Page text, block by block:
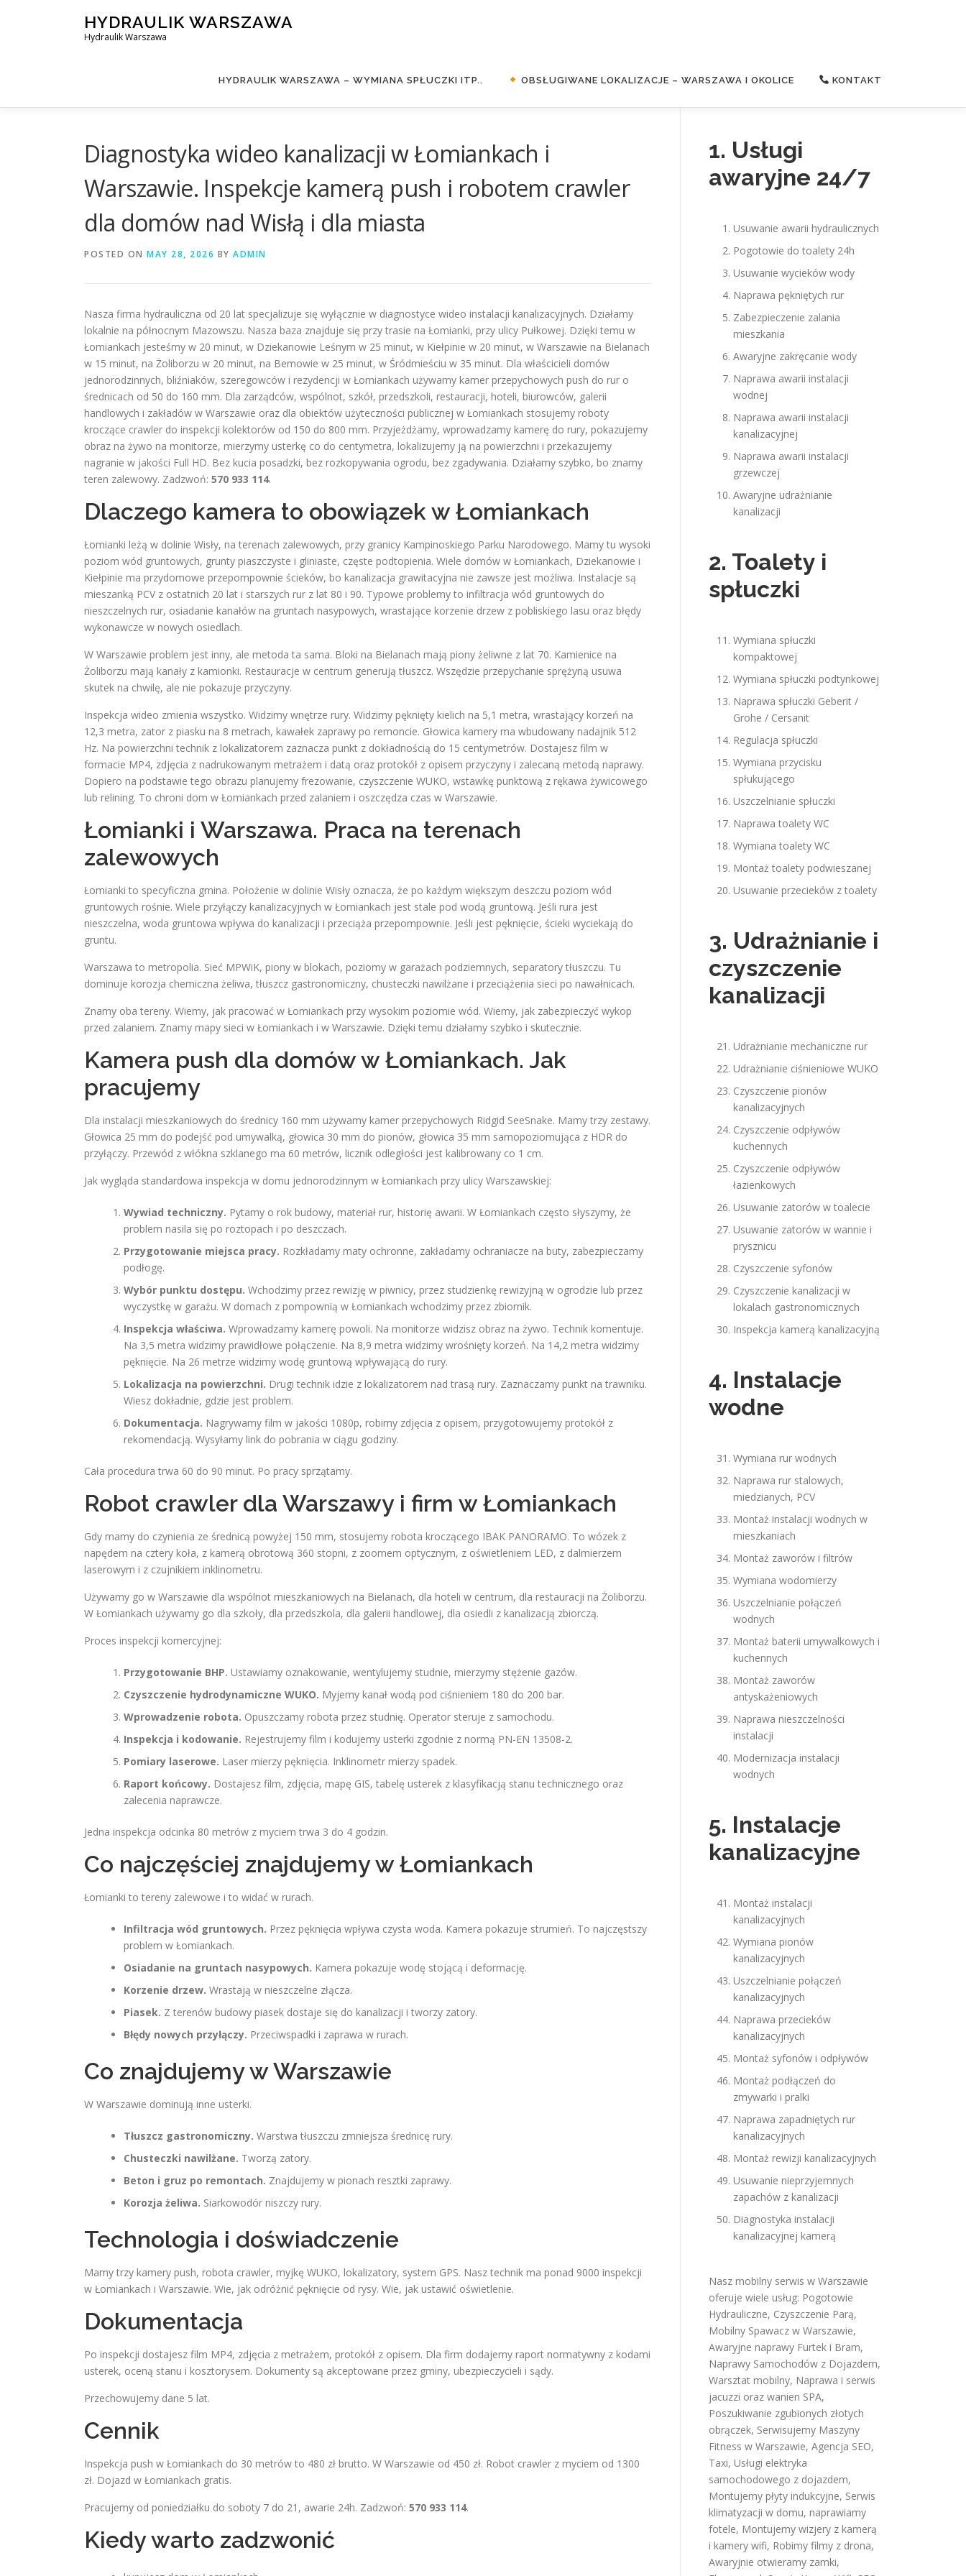
HYDRAULIK WARSZAWA
Hydraulik Warszawa
HYDRAULIK WARSZAWA – WYMIANA SPŁUCZKI ITP.. OBSŁUGIWANE LOKALIZACJE – WARSZAWA I OKOLICE KONTAKT
Diagnostyka wideo kanalizacji w Łomiankach i
Warszawie. Inspekcje kamerą push i robotem crawler
dla domów nad Wisłą i dla miasta
POSTED ON MAY 28, 2026 BY ADMIN
Nasza firma hydrauliczna od 20 lat specjalizuje się wyłącznie w diagnostyce wideo instalacji kanalizacyjnych. Działamy
lokalnie na północnym Mazowszu. Nasza baza znajduje się przy trasie na Łomianki, przy ulicy Pułkowej. Dzięki temu w
Łomiankach jesteśmy w 20 minut, w Dziekanowie Leśnym w 25 minut, w Kiełpinie w 20 minut, w Warszawie na Bielanach
w 15 minut, na Żoliborzu w 20 minut, na Bemowie w 25 minut, w Śródmieściu w 35 minut. Dla właścicieli domów
jednorodzinnych, bliźniaków, szeregowców i rezydencji w Łomiankach używamy kamer przepychowych push do rur o
średnicach od 50 do 160 mm. Dla zarządców, wspólnot, szkół, przedszkoli, restauracji, hoteli, biurowców, galerii
handlowych i zakładów w Warszawie oraz dla obiektów użyteczności publicznej w Łomiankach stosujemy roboty
kroczące crawler do inspekcji kolektorów od 150 do 800 mm. Przyjeżdżamy, wprowadzamy kamerę do rury, pokazujemy
obraz na żywo na monitorze, mierzymy usterkę co do centymetra, lokalizujemy ją na powierzchni i przekazujemy
nagranie w jakości Full HD. Bez kucia posadzki, bez rozkopywania ogrodu, bez zgadywania. Działamy szybko, bo znamy
teren zalewowy. Zadzwoń: 570 933 114.
Dlaczego kamera to obowiązek w Łomiankach
Łomianki leżą w dolinie Wisły, na terenach zalewowych, przy granicy Kampinoskiego Parku Narodowego. Mamy tu wysoki
poziom wód gruntowych, grunty piaszczyste i gliniaste, częste podtopienia. Wiele domów w Łomiankach, Dziekanowie i
Kiełpinie ma przydomowe przepompownie ścieków, bo kanalizacja grawitacyjna nie zawsze jest możliwa. Instalacje są
mieszanką PCV z ostatnich 20 lat i starszych rur z lat 80 i 90. Typowe problemy to infiltracja wód gruntowych do
nieszczelnych rur, osiadanie kanałów na gruntach nasypowych, wrastające korzenie drzew z pobliskiego lasu oraz błędy
wykonawcze w nowych osiedlach.
W Warszawie problem jest inny, ale metoda ta sama. Bloki na Bielanach mają piony żeliwne z lat 70. Kamienice na
Żoliborzu mają kanały z kamionki. Restauracje w centrum generują tłuszcz. Wszędzie przepychanie sprężyną usuwa
skutek na chwilę, ale nie pokazuje przyczyny.
Inspekcja wideo zmienia wszystko. Widzimy wnętrze rury. Widzimy pęknięty kielich na 5,1 metra, wrastający korzeń na
12,3 metra, zator z piasku na 8 metrach, kawałek zaprawy po remoncie. Głowica kamery ma wbudowany nadajnik 512
Hz. Na powierzchni technik z lokalizatorem zaznacza punkt z dokładnością do 15 centymetrów. Dostajesz film w
formacie MP4, zdjęcia z nadrukowanym metrażem i datą oraz protokół z opisem przyczyny i zalecaną metodą naprawy.
Dopiero na podstawie tego obrazu planujemy frezowanie, czyszczenie WUKO, wstawkę punktową z rękawa żywicowego
lub relining. To chroni dom w Łomiankach przed zalaniem i oszczędza czas w Warszawie.
Łomianki i Warszawa. Praca na terenach
zalewowych
Łomianki to specyficzna gmina. Położenie w dolinie Wisły oznacza, że po każdym większym deszczu poziom wód
gruntowych rośnie. Wiele przyłączy kanalizacyjnych w Łomiankach jest stale pod wodą gruntową. Jeśli rura jest
nieszczelna, woda gruntowa wpływa do kanalizacji i przeciąża przepompownie. Jeśli jest pęknięcie, ścieki wyciekają do
gruntu.
Warszawa to metropolia. Sieć MPWiK, piony w blokach, poziomy w garażach podziemnych, separatory tłuszczu. Tu
dominuje korozja chemiczna żeliwa, tłuszcz gastronomiczny, chusteczki nawilżane i przeciążenia sieci po nawałnicach.
Znamy oba tereny. Wiemy, jak pracować w Łomiankach przy wysokim poziomie wód. Wiemy, jak zabezpieczyć wykop
przed zalaniem. Znamy mapy sieci w Łomiankach i w Warszawie. Dzięki temu działamy szybko i skutecznie.
Kamera push dla domów w Łomiankach. Jak
pracujemy
Dla instalacji mieszkaniowych do średnicy 160 mm używamy kamer przepychowych Ridgid SeeSnake. Mamy trzy zestawy.
Głowica 25 mm do podejść pod umywalką, głowica 30 mm do pionów, głowica 35 mm samopoziomująca z HDR do
przyłączy. Przewód z włókna szklanego ma 60 metrów, licznik odległości jest kalibrowany co 1 cm.
Jak wygląda standardowa inspekcja w domu jednorodzinnym w Łomiankach przy ulicy Warszawskiej:
Wywiad techniczny. Pytamy o rok budowy, materiał rur, historię awarii. W Łomiankach często słyszymy, że
problem nasila się po roztopach i po deszczach.
Przygotowanie miejsca pracy. Rozkładamy maty ochronne, zakładamy ochraniacze na buty, zabezpieczamy
podłogę.
Wybór punktu dostępu. Wchodzimy przez rewizję w piwnicy, przez studzienkę rewizyjną w ogrodzie lub przez
wyczystkę w garażu. W domach z pompownią w Łomiankach wchodzimy przez zbiornik.
Inspekcja właściwa. Wprowadzamy kamerę powoli. Na monitorze widzisz obraz na żywo. Technik komentuje.
Na 3,5 metra widzimy prawidłowe połączenie. Na 8,9 metra widzimy wrośnięty korzeń. Na 14,2 metra widzimy
pęknięcie. Na 26 metrze widzimy wodę gruntową wpływającą do rury.
Lokalizacja na powierzchni. Drugi technik idzie z lokalizatorem nad trasą rury. Zaznaczamy punkt na trawniku.
Wiesz dokładnie, gdzie jest problem.
Dokumentacja. Nagrywamy film w jakości 1080p, robimy zdjęcia z opisem, przygotowujemy protokół z
rekomendacją. Wysyłamy link do pobrania w ciągu godziny.
Cała procedura trwa 60 do 90 minut. Po pracy sprzątamy.
Robot crawler dla Warszawy i firm w Łomiankach
Gdy mamy do czynienia ze średnicą powyżej 150 mm, stosujemy robota kroczącego IBAK PANORAMO. To wózek z
napędem na cztery koła, z kamerą obrotową 360 stopni, z zoomem optycznym, z oświetleniem LED, z dalmierzem
laserowym i z czujnikiem inklinometru.
Używamy go w Warszawie dla wspólnot mieszkaniowych na Bielanach, dla hoteli w centrum, dla restauracji na Żoliborzu.
W Łomiankach używamy go dla szkoły, dla przedszkola, dla galerii handlowej, dla osiedli z kanalizacją zbiorczą.
Proces inspekcji komercyjnej:
Przygotowanie BHP. Ustawiamy oznakowanie, wentylujemy studnie, mierzymy stężenie gazów.
Czyszczenie hydrodynamiczne WUKO. Myjemy kanał wodą pod ciśnieniem 180 do 200 bar.
Wprowadzenie robota. Opuszczamy robota przez studnię. Operator steruje z samochodu.
Inspekcja i kodowanie. Rejestrujemy film i kodujemy usterki zgodnie z normą PN-EN 13508-2.
Pomiary laserowe. Laser mierzy pęknięcia. Inklinometr mierzy spadek.
Raport końcowy. Dostajesz film, zdjęcia, mapę GIS, tabelę usterek z klasyfikacją stanu technicznego oraz
zalecenia naprawcze.
Jedna inspekcja odcinka 80 metrów z myciem trwa 3 do 4 godzin.
Co najczęściej znajdujemy w Łomiankach
Łomianki to tereny zalewowe i to widać w rurach.
Infiltracja wód gruntowych. Przez pęknięcia wpływa czysta woda. Kamera pokazuje strumień. To najczęstszy
problem w Łomiankach.
Osiadanie na gruntach nasypowych. Kamera pokazuje wodę stojącą i deformację.
Korzenie drzew. Wrastają w nieszczelne złącza.
Piasek. Z terenów budowy piasek dostaje się do kanalizacji i tworzy zatory.
Błędy nowych przyłączy. Przeciwspadki i zaprawa w rurach.
Co znajdujemy w Warszawie
W Warszawie dominują inne usterki.
Tłuszcz gastronomiczny. Warstwa tłuszczu zmniejsza średnicę rury.
Chusteczki nawilżane. Tworzą zatory.
Beton i gruz po remontach. Znajdujemy w pionach resztki zaprawy.
Korozja żeliwa. Siarkowodór niszczy rury.
Technologia i doświadczenie
Mamy trzy kamery push, robota crawler, myjkę WUKO, lokalizatory, system GPS. Nasz technik ma ponad 9000 inspekcji
w Łomiankach i Warszawie. Wie, jak odróżnić pęknięcie od rysy. Wie, jak ustawić oświetlenie.
Dokumentacja
Po inspekcji dostajesz film MP4, zdjęcia z metrażem, protokół z opisem. Dla firm dodajemy raport normatywny z kodami
usterek, oceną stanu i kosztorysem. Dokumenty są akceptowane przez gminy, ubezpieczycieli i sądy.
Przechowujemy dane 5 lat.
Cennik
Inspekcja push w Łomiankach do 30 metrów to 480 zł brutto. W Warszawie od 450 zł. Robot crawler z myciem od 1300
zł. Dojazd w Łomiankach gratis.
Pracujemy od poniedziałku do soboty 7 do 21, awarie 24h. Zadzwoń: 570 933 114.
Kiedy warto zadzwonić
1. Usługi
awaryjne 24/7
Usuwanie awarii hydraulicznych
Pogotowie do toalety 24h
Usuwanie wycieków wody
Naprawa pękniętych rur
Zabezpieczenie zalania
mieszkania
Awaryjne zakręcanie wody
Naprawa awarii instalacji
wodnej
Naprawa awarii instalacji
kanalizacyjnej
Naprawa awarii instalacji
grzewczej
Awaryjne udrażnianie
kanalizacji
2. Toalety i
spłuczki
Wymiana spłuczki
kompaktowej
Wymiana spłuczki podtynkowej
Naprawa spłuczki Geberit /
Grohe / Cersanit
Regulacja spłuczki
Wymiana przycisku
spłukującego
Uszczelnianie spłuczki
Naprawa toalety WC
Wymiana toalety WC
Montaż toalety podwieszanej
Usuwanie przecieków z toalety
3. Udrażnianie i
czyszczenie
kanalizacji
Udrażnianie mechaniczne rur
Udrażnianie ciśnieniowe WUKO
Czyszczenie pionów
kanalizacyjnych
Czyszczenie odpływów
kuchennych
Czyszczenie odpływów
łazienkowych
Usuwanie zatorów w toalecie
Usuwanie zatorów w wannie i
prysznicu
Czyszczenie syfonów
Czyszczenie kanalizacji w
lokalach gastronomicznych
Inspekcja kamerą kanalizacyjną
4. Instalacje
wodne
Wymiana rur wodnych
Naprawa rur stalowych,
miedzianych, PCV
Montaż instalacji wodnych w
mieszkaniach
Montaż zaworów i filtrów
Wymiana wodomierzy
Uszczelnianie połączeń
wodnych
Montaż baterii umywalkowych i
kuchennych
Montaż zaworów
antyskażeniowych
Naprawa nieszczelności
instalacji
Modernizacja instalacji
wodnych
5. Instalacje
kanalizacyjne
Montaż instalacji
kanalizacyjnych
Wymiana pionów
kanalizacyjnych
Uszczelnianie połączeń
kanalizacyjnych
Naprawa przecieków
kanalizacyjnych
Montaż syfonów i odpływów
Montaż podłączeń do
zmywarki i pralki
Naprawa zapadniętych rur
kanalizacyjnych
Montaż rewizji kanalizacyjnych
Usuwanie nieprzyjemnych
zapachów z kanalizacji
Diagnostyka instalacji
kanalizacyjnej kamerą
Nasz mobilny serwis w Warszawie
oferuje wiele usług: Pogotowie
Hydrauliczne, Czyszczenie Parą,
Mobilny Spawacz w Warszawie,
Awaryjne naprawy Furtek i Bram,
Naprawy Samochodów z Dojazdem,
Warsztat mobilny, Naprawa i serwis
jacuzzi oraz wanien SPA,
Poszukiwanie zgubionych złotych
obrączek, Serwisujemy Maszyny
Fitness w Warszawie, Agencja SEO,
Taxi, Usługi elektryka
samochodowego z dojazdem,
Montujemy płyty indukcyjne, Serwis
klimatyzacji w domu, naprawiamy
fotele, Montujemy wizjery z kamerą
i kamery wifi, Robimy filmy z drona,
Awaryjnie otwieramy zamki,